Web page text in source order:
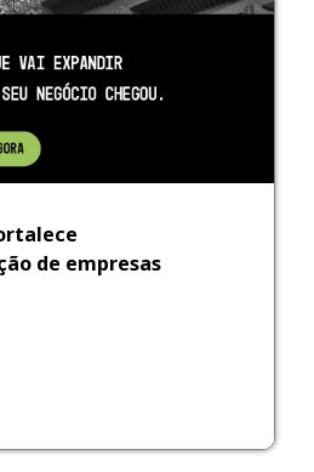
de empresas